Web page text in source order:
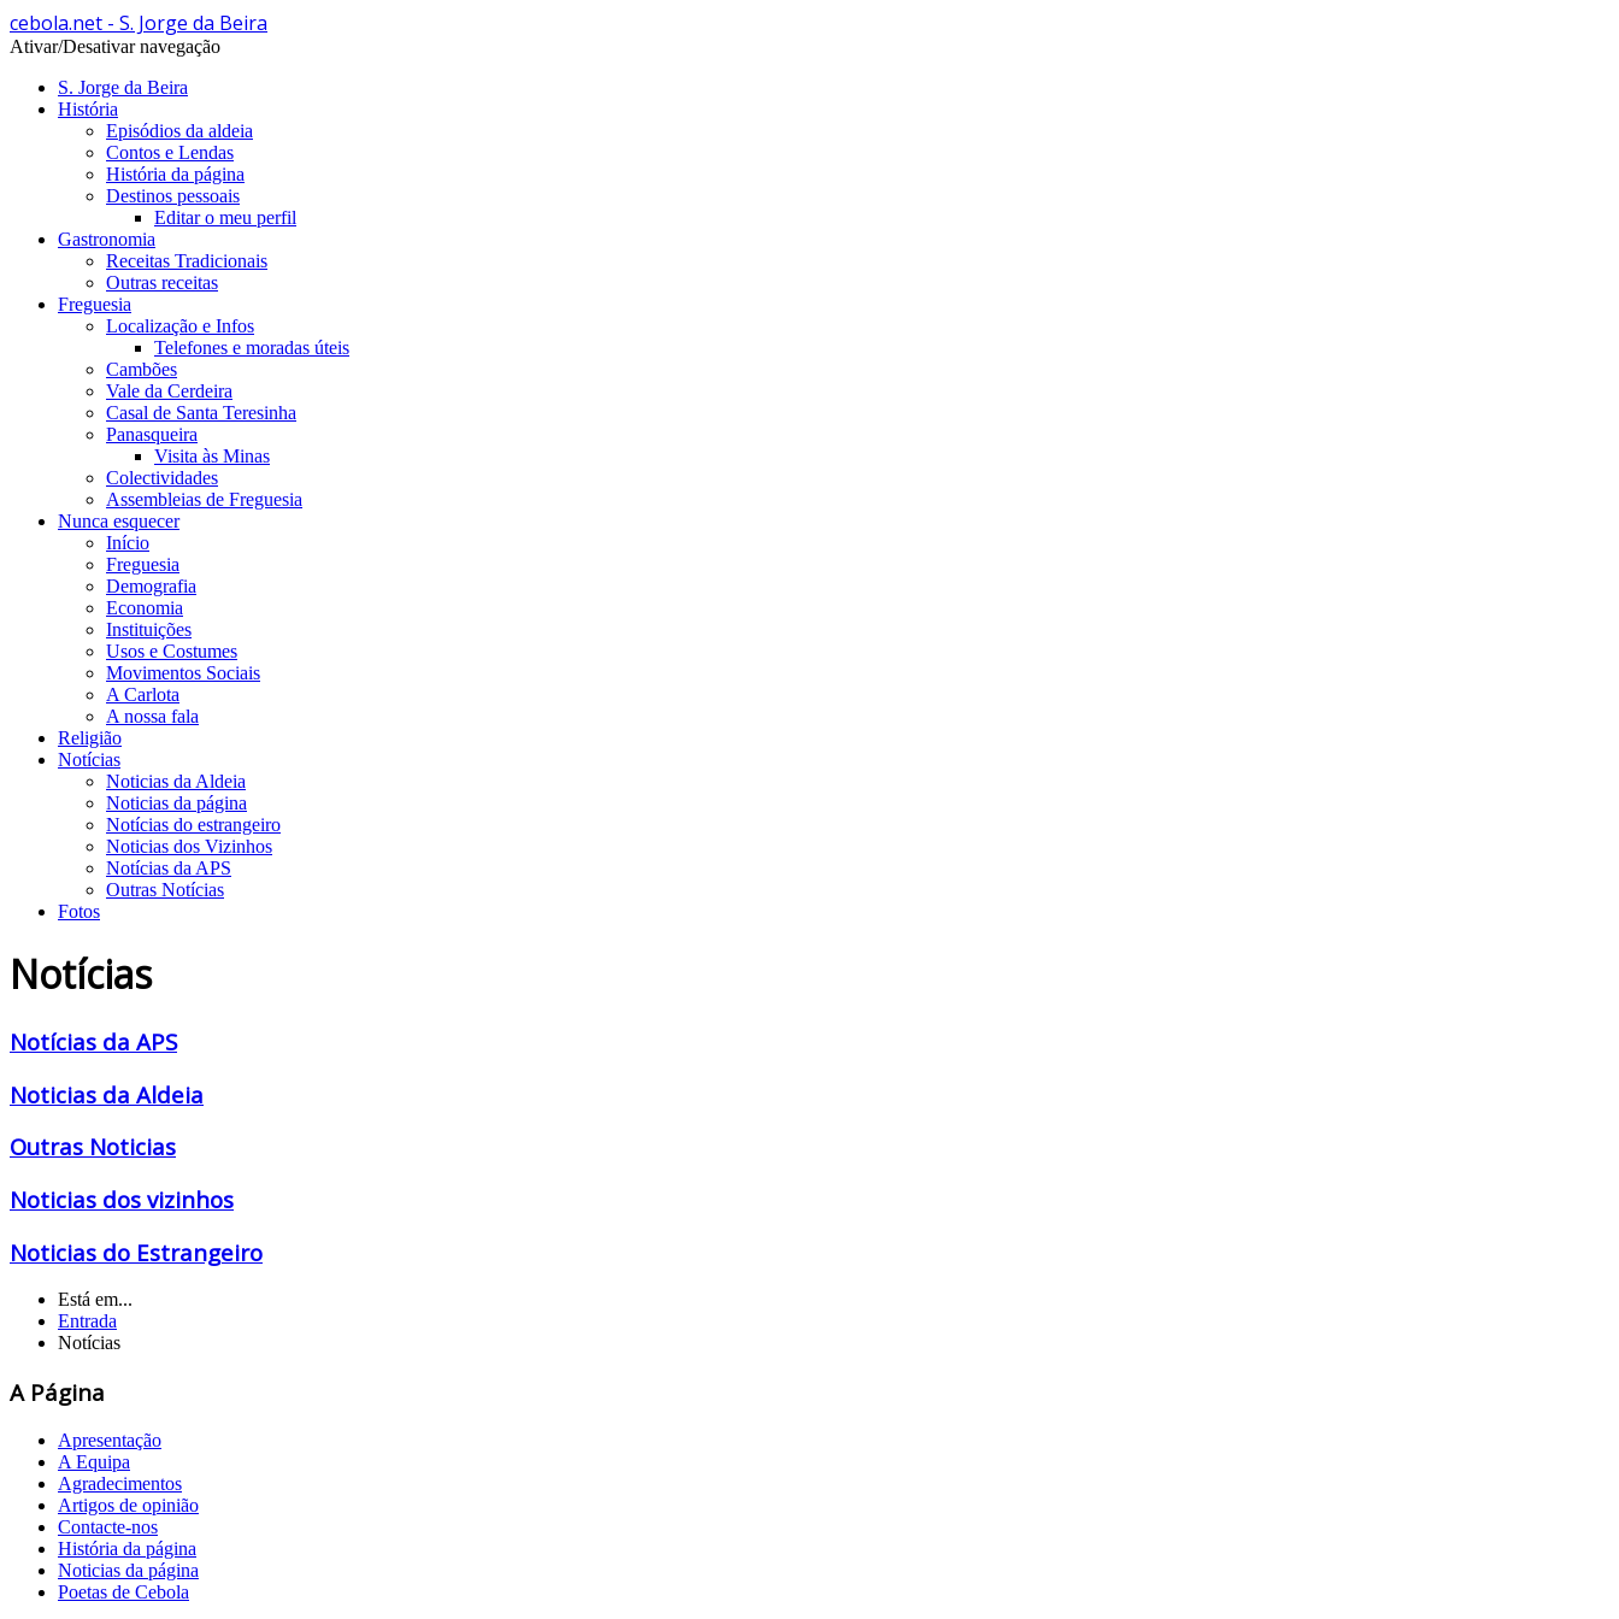
cebola.net - S. Jorge da Beira
Ativar/Desativar navegação
S. Jorge da Beira
História
Episódios da aldeia
Contos e Lendas
História da página
Destinos pessoais
Editar o meu perfil
Gastronomia
Receitas Tradicionais
Outras receitas
Freguesia
Localização e Infos
Telefones e moradas úteis
Cambões
Vale da Cerdeira
Casal de Santa Teresinha
Panasqueira
Visita às Minas
Colectividades
Assembleias de Freguesia
Nunca esquecer
Início
Freguesia
Demografia
Economia
Instituições
Usos e Costumes
Movimentos Sociais
A Carlota
A nossa fala
Religião
Notícias
Noticias da Aldeia
Noticias da página
Notícias do estrangeiro
Noticias dos Vizinhos
Notícias da APS
Outras Notícias
Fotos
Notícias
Notícias da APS
Noticias da Aldeia
Outras Noticias
Noticias dos vizinhos
Noticias do Estrangeiro
Está em...
Entrada
Notícias
A Página
Apresentação
A Equipa
Agradecimentos
Artigos de opinião
Contacte-nos
História da página
Noticias da página
Poetas de Cebola